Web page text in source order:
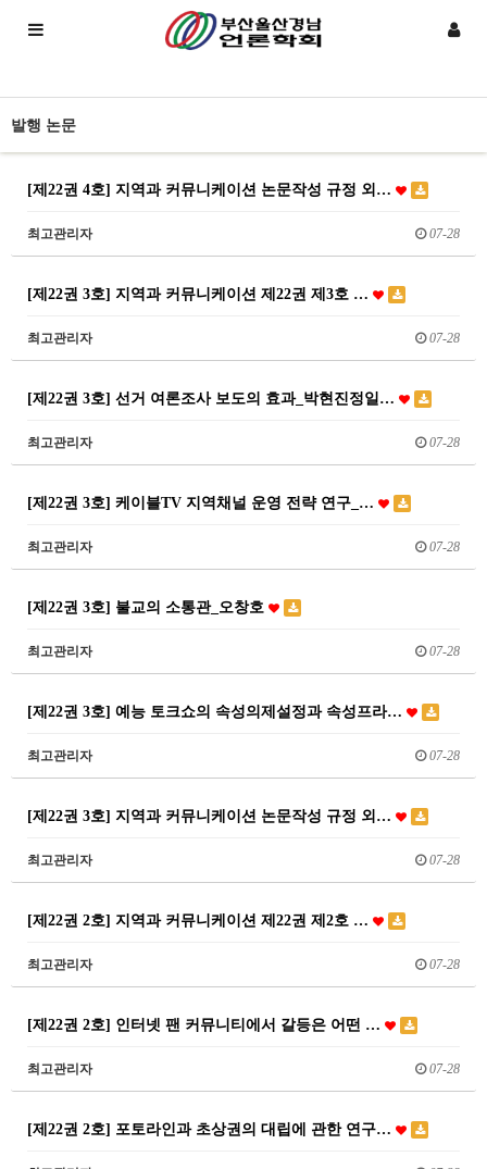
발행 논문
[제22권 4호] 지역과 커뮤니케이션 논문작성 규정 외…
최고관리자 07-28
[제22권 3호] 지역과 커뮤니케이션 제22권 제3호 …
최고관리자 07-28
[제22권 3호] 선거 여론조사 보도의 효과_박현진정일…
최고관리자 07-28
[제22권 3호] 케이블TV 지역채널 운영 전략 연구_…
최고관리자 07-28
[제22권 3호] 불교의 소통관_오창호
최고관리자 07-28
[제22권 3호] 예능 토크쇼의 속성의제설정과 속성프라…
최고관리자 07-28
[제22권 3호] 지역과 커뮤니케이션 논문작성 규정 외…
최고관리자 07-28
[제22권 2호] 지역과 커뮤니케이션 제22권 제2호 …
최고관리자 07-28
[제22권 2호] 인터넷 팬 커뮤니티에서 갈등은 어떤 …
최고관리자 07-28
[제22권 2호] 포토라인과 초상권의 대립에 관한 연구…